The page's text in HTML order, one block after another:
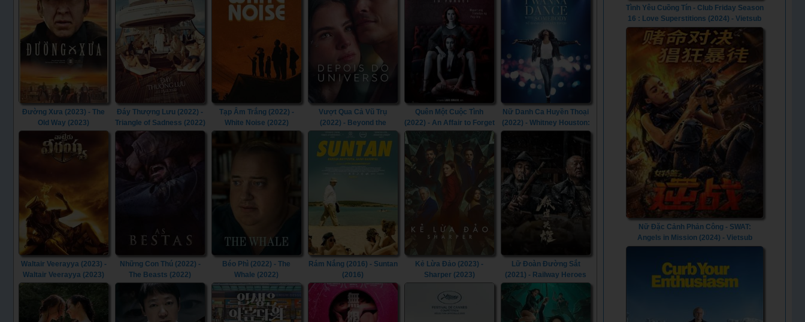
Đường Xưa (2023) - The
Old Way (2023)
Đáy Thượng Lưu (2022) -
Triangle of Sadness (2022)
Tạp Âm Trắng (2022) -
White Noise (2022)
Vượt Qua Cả Vũ Trụ
(2022) - Beyond the
Universe (2022)
Quên Một Cuộc Tình
(2022) - An Affair to Forget
(2022)
Nữ Danh Ca Huyền Thoại
(2022) - Whitney Houston:
I Wanna Dance with
Waltair Veerayya (2023) -
Waltair Veerayya (2023)
Những Con Thú (2022) -
The Beasts (2022)
Béo Phì (2022) - The
Whale (2022)
Rám Nắng (2016) - Suntan
(2016)
Kẻ Lừa Đảo (2023) -
Sharper (2023)
Lữ Đoàn Đường Sắt
(2021) - Railway Heroes
(2021)
Tình Yêu Cuồng Tín - Club Friday Season
16 : Love Superstitions (2024) - Vietsub
Nữ Đặc Cảnh Phản Công - SWAT:
Angels in Mission (2024) - Vietsub